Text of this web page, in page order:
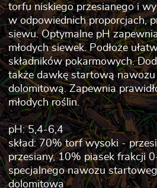
torfu niskiego przesianego i
w odpowiednich proporcjach,
siewu. Optymalne pH
młodych siewek. Podłoże
składników pokarmowych.
także dawkę startową nawozu
dolomitową. Zapewnia
młodych roślin.
pH: 5,4-6,4
skład: 70% torf wysoki -
przesiany, 10% piasek frakcji
specjalnego nawozu
dolomitowa